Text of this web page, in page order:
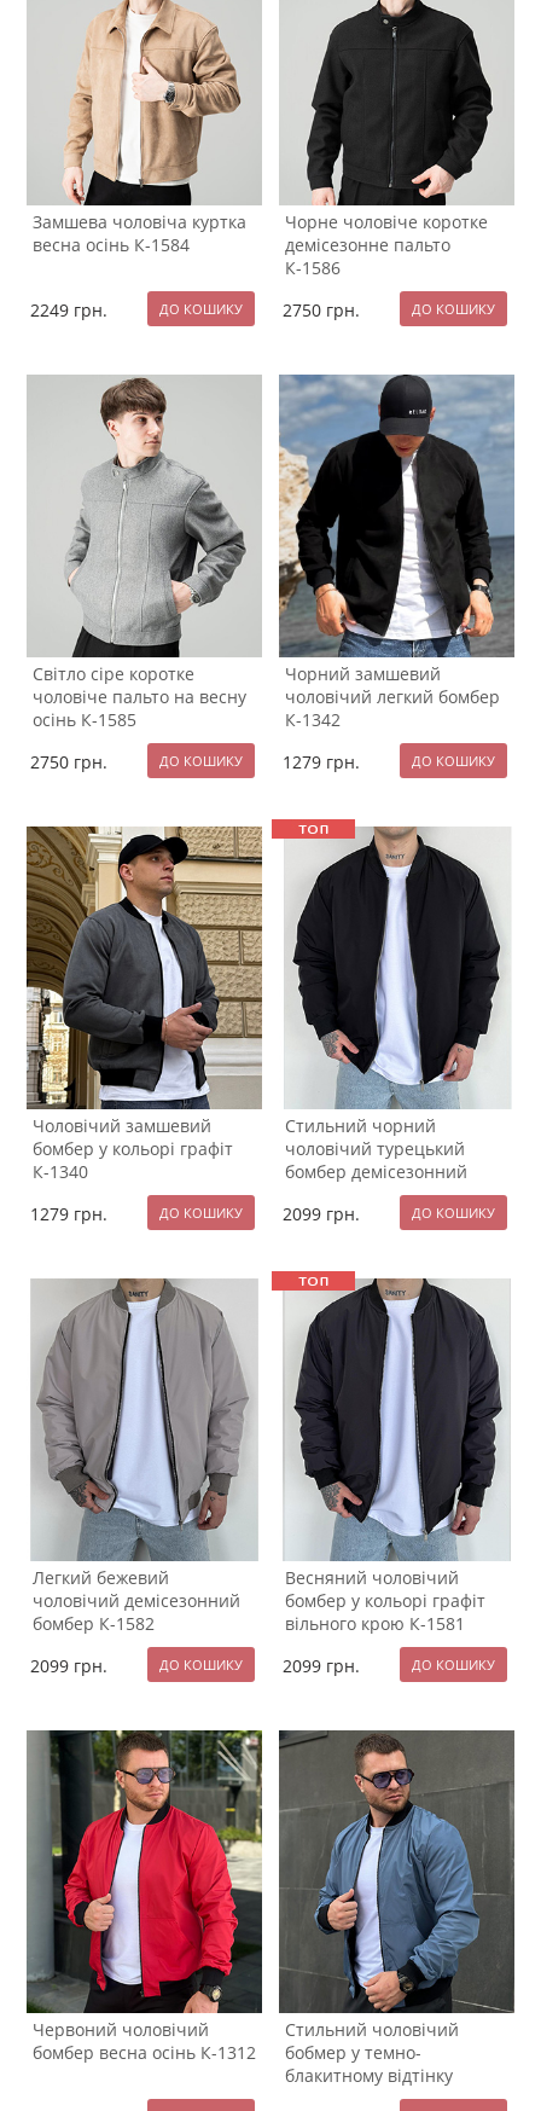
Замшева чоловіча куртка
весна осінь К-1584
2249 грн.
Чорне чоловіче коротке
демісезонне пальто
К-1586
2750 грн.
Світло сіре коротке
чоловіче пальто на весну
осінь К-1585
2750 грн.
Чорний замшевий
чоловічий легкий бомбер
К-1342
1279 грн.
Чоловічий замшевий
бомбер у кольорі графіт
К-1340
1279 грн.
Стильний чорний
чоловічий турецький
бомбер демісезонний
2099 грн.
Легкий бежевий
чоловічий демісезонний
бомбер К-1582
2099 грн.
Весняний чоловічий
бомбер у кольорі графіт
вільного крою К-1581
2099 грн.
Червоний чоловічий
бомбер весна осінь К-1312
Стильний чоловічий
бобмер у темно-
блакитному відтінку